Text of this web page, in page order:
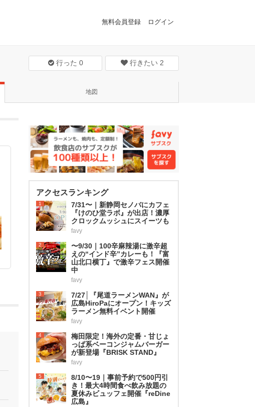
無料会員登録 ログイン
行った 0 行きたい 2
地図
アクセスランキング
1
7/31〜｜新静岡セノバにカフェ
『けのひ堂ラボ』が出店！濃厚
クロックムッシュにスイーツも
favy
2
〜9/30｜100辛麻辣湯に激辛超
えの“インド辛”カレーも！『富
山北口横丁』で激辛フェス開催
中
favy
3
7/27│『尾道ラーメンWAN』が
広島HiroPaにオープン！キッズ
ラーメン無料イベント開催
favy
4
梅田限定！海外の定番・甘じょ
っぱ系ベーコンジャムバーガー
が新登場『BRISK STAND』
favy
5
8/10〜19｜事前予約で500円引
き！最大4時間食べ飲み放題の
夏休みビュッフェ開催『reDine
広島』